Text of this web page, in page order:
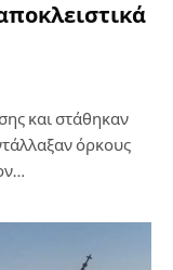
και στάθηκαν
όρκους